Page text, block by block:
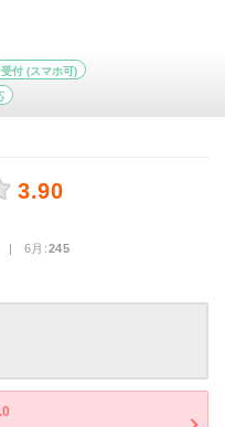
付 (スマホ可)
3.90
| 6月:245